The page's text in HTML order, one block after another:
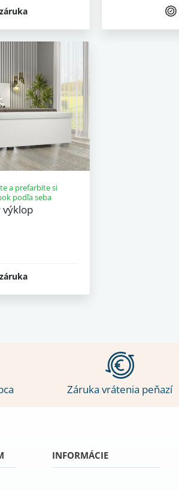
a prefarbite si
podľa seba
výklop
Záruka vrátenia peňazí
INFORMÁCIE